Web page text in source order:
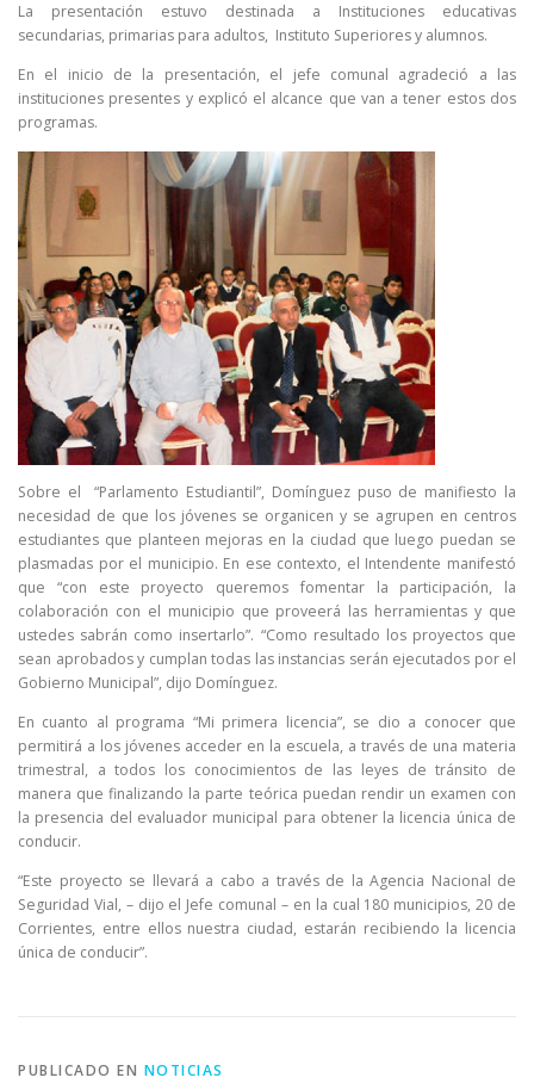
La presentación estuvo destinada a Instituciones educativas
secundarias, primarias para adultos, Instituto Superiores y alumnos.
En el inicio de la presentación, el jefe comunal agradeció a las
instituciones presentes y explicó el alcance que van a tener estos dos
programas.
Sobre el “Parlamento Estudiantil”, Domínguez puso de manifiesto la
necesidad de que los jóvenes se organicen y se agrupen en centros
estudiantes que planteen mejoras en la ciudad que luego puedan se
plasmadas por el municipio. En ese contexto, el Intendente manifestó
que “con este proyecto queremos fomentar la participación, la
colaboración con el municipio que proveerá las herramientas y que
ustedes sabrán como insertarlo”. “Como resultado los proyectos que
sean aprobados y cumplan todas las instancias serán ejecutados por el
Gobierno Municipal”, dijo Domínguez.
En cuanto al programa “Mi primera licencia”, se dio a conocer que
permitirá a los jóvenes acceder en la escuela, a través de una materia
trimestral, a todos los conocimientos de las leyes de tránsito de
manera que finalizando la parte teórica puedan rendir un examen con
la presencia del evaluador municipal para obtener la licencia única de
conducir.
“Este proyecto se llevará a cabo a través de la Agencia Nacional de
Seguridad Vial, – dijo el Jefe comunal – en la cual 180 municipios, 20 de
Corrientes, entre ellos nuestra ciudad, estarán recibiendo la licencia
única de conducir”.
PUBLICADO EN NOTICIAS